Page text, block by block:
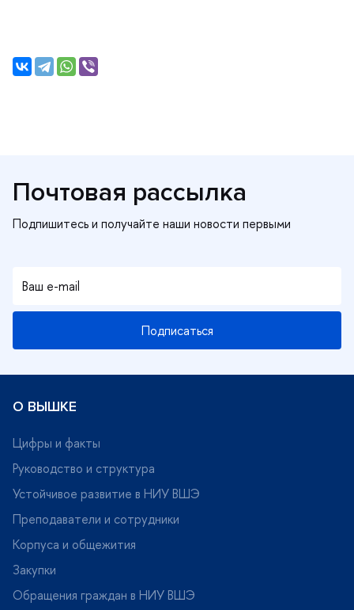
Почтовая рассылка
Подписаться
О ВЫШКЕ
Цифры и факты
Руководство и структура
Устойчивое развитие в НИУ ВШЭ
Преподаватели и сотрудники
Корпуса и общежития
Закупки
Обращения граждан в НИУ ВШЭ